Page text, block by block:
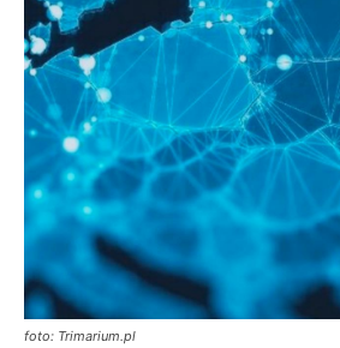
foto: Trimarium.pl